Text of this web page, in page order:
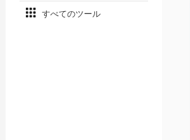
すべてのツール